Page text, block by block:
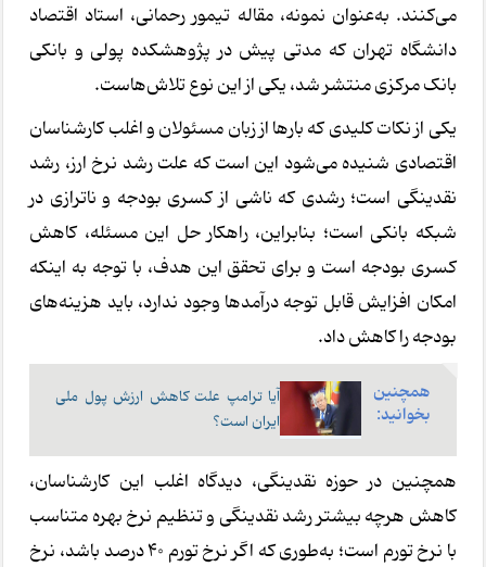
می‌کنند. به‌عنوان نمونه، مقاله تیمور رحمانی، استاد اقتصاد
دانشگاه تهران که مدتی پیش در پژوهشکده پولی و بانکی
بانک مرکزی منتشر شد، یکی از این نوع تلاش‌هاست.
یکی از نکات کلیدی که بارها از زبان مسئولان و اغلب کارشناسان
اقتصادی شنیده می‌شود این است که علت رشد نرخ ارز، رشد
نقدینگی است؛ رشدی که ناشی از کسری بودجه و ناترازی در
شبکه بانکی است؛ بنابراین، راهکار حل این مسئله، کاهش
کسری بودجه است و برای تحقق این هدف، با توجه به اینکه
امکان افزایش قابل توجه درآمدها وجود ندارد، باید هزینه‌های
بودجه را کاهش داد.
همچنین
بخوانید:
آیا ترامپ علت کاهش ارزش پول ملی
ایران است؟
همچنین در حوزه نقدینگی، دیدگاه اغلب این کارشناسان،
کاهش هرچه بیشتر رشد نقدینگی و تنظیم نرخ بهره متناسب
با نرخ تورم است؛ به‌طوری که اگر نرخ تورم ۴۰ درصد باشد، نرخ